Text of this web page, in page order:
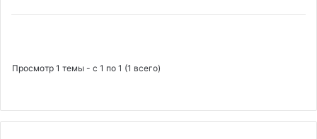
Просмотр 1 темы - с 1 по 1 (1 всего)